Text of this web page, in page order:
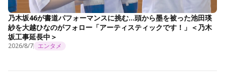
乃木坂46が書道パフォーマンスに挑む…頭から墨を被った池田瑛
紗を大越ひなのがフォロー「アーティスティックです！」＜乃木
坂工事延長中＞
2026/8/7 エンタメ